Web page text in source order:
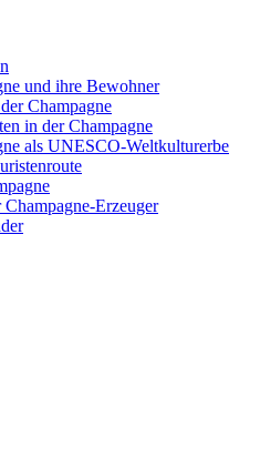
und ihre Bewohner
Champagne
in der Champagne
als UNESCO-Weltkulturerbe
Erzeuger